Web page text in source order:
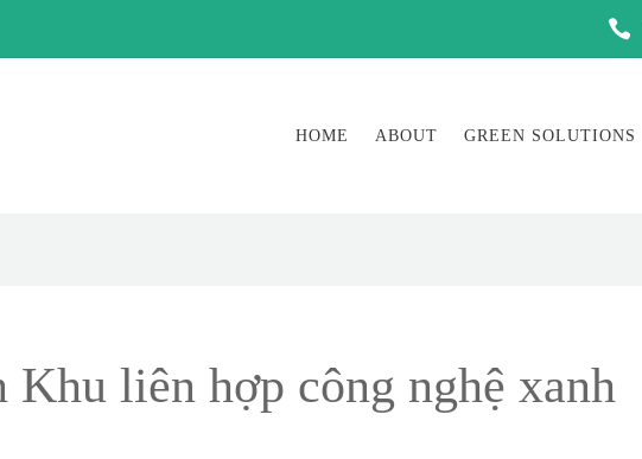
HOME ABOUT GREEN SOLUTIONS
Khu liên hợp công nghệ xanh